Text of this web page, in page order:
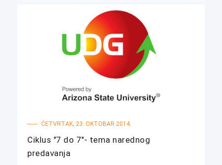
ČETVRTAK, 23. OKTOBAR 2014.
Ciklus "7 do 7"- tema narednog
predavanja